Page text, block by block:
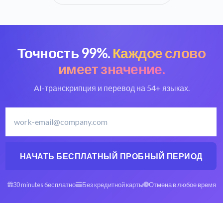
Точность 99%. Каждое слово
имеет значение.
AI-транскрипция и перевод на 54+ языках.
НАЧАТЬ БЕСПЛАТНЫЙ ПРОБНЫЙ ПЕРИОД
30 minutes бесплатно Без кредитной карты Отмена в любое время